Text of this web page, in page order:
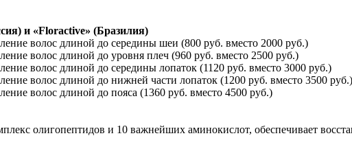
и «Floractive» (Бразилия)
волос длиной до середины шеи (800 руб. вместо 2000 руб.)
волос длиной до уровня плеч (960 руб. вместо 2500 руб.)
волос длиной до середины лопаток (1120 руб. вместо 3000 руб.)
волос длиной до нижней части лопаток (1200 руб. вместо 3500 руб.)
волос длиной до пояса (1360 руб. вместо 4500 руб.)
олигопептидов и 10 важнейших аминокислот, обеспечивает